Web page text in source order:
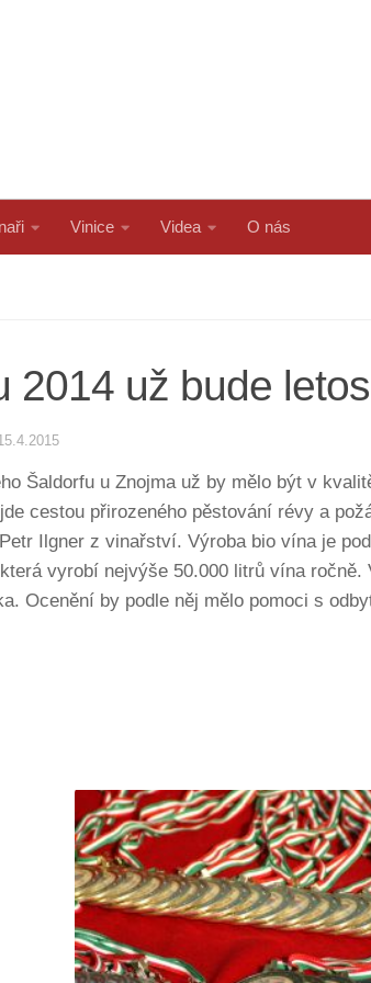
Vinice Videa O nás
2014 už bude
Šaldorfu u Znojma už by mělo být v
cestou přirozeného pěstování révy a
Ilgner z vinařství. Výroba bio vína je
vyrobí nejvýše 50.000 litrů vína
Ocenění by podle něj mělo pomoci s